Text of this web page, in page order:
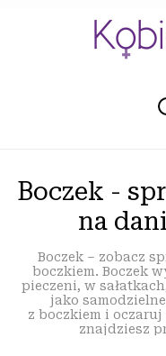
Boczek -
na
Boczek – zobacz
boczkiem. Boczek
pieczeni, w
jako
z boczkiem i
znajdziesz